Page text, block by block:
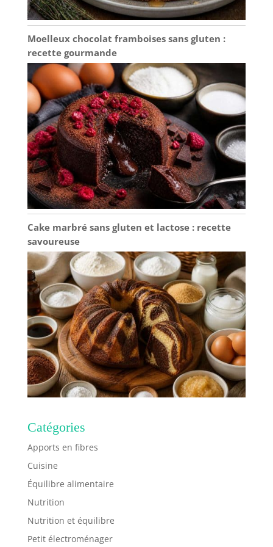
Une variété de
combinaisons peut
également répondre à
vos besoins à diverses
APPÉTIT: Toute notre
vaisselle en porcelaine
a subi un processus
de production complet
et n'aura pas d'odeur
particulière. S'il y a
une légère odeur de la
boîte lorsque
l'emballage est ouvert,
vous pouvez placer les
produits au soleil
pendant dix à vingt
minutes. La porcelaine
n'affectera pas Le goût
de la nourriture elle-
même, vous pouvez
également utiliser ses
propres
caractéristiques pour
rendre la nourriture
plus délicieuse.
MALACASA vous
souhaite un bon
appétit
Moelleux chocolat framboises sans gluten :
recette gourmande
Cake marbré sans gluten et lactose : recette
savoureuse
Catégories
Apports en fibres
Cuisine
Équilibre alimentaire
Nutrition
Nutrition et équilibre
Petit électroménager